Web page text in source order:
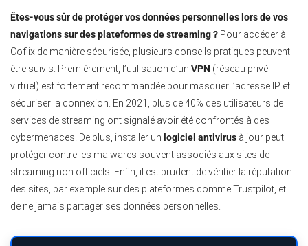
Êtes-vous sûr de protéger vos données personnelles lors de vos
navigations sur des plateformes de streaming ? Pour accéder à
Coflix de manière sécurisée, plusieurs conseils pratiques peuvent
être suivis. Premièrement, l’utilisation d’un VPN (réseau privé
virtuel) est fortement recommandée pour masquer l’adresse IP et
sécuriser la connexion. En 2021, plus de 40% des utilisateurs de
services de streaming ont signalé avoir été confrontés à des
cybermenaces. De plus, installer un logiciel antivirus à jour peut
protéger contre les malwares souvent associés aux sites de
streaming non officiels. Enfin, il est prudent de vérifier la réputation
des sites, par exemple sur des plateformes comme Trustpilot, et
de ne jamais partager ses données personnelles.